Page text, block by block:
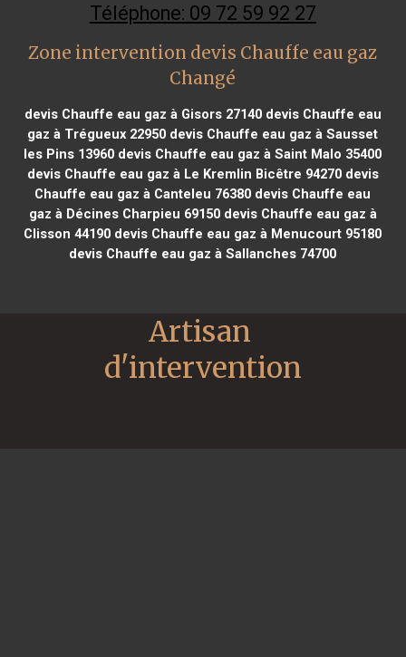
Téléphone: 09 72 59 92 27
Zone intervention devis Chauffe eau gaz
Changé
devis Chauffe eau gaz à Gisors 27140devis Chauffe eau
gaz à Trégueux 22950 devis Chauffe eau gaz à Sausset
les Pins 13960 devis Chauffe eau gaz à Saint Malo 35400
devis Chauffe eau gaz à Le Kremlin Bicêtre 94270devis
Chauffe eau gaz à Canteleu 76380 devis Chauffe eau
gaz à Décines Charpieu 69150devis Chauffe eau gaz à
Clisson 44190 devis Chauffe eau gaz à Menucourt 95180
devis Chauffe eau gaz à Sallanches 74700
Artisan
d'intervention